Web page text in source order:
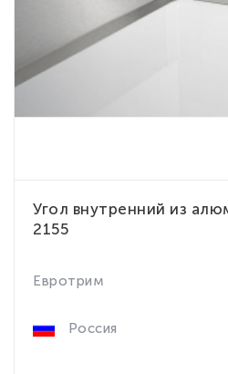
Угол внутренний из
2155
Евротрим
Россия